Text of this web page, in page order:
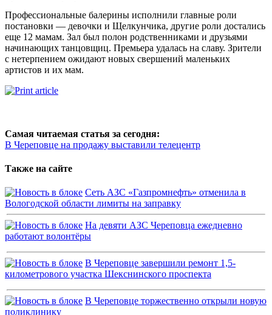
Профессиональные балерины исполнили главные роли
постановки — девочки и Щелкунчика, другие роли достались
еще 12 мамам. Зал был полон родственниками и друзьями
начинающих танцовщиц. Премьера удалась на славу. Зрители
с нетерпением ожидают новых свершений маленьких
артистов и их мам.
Самая читаемая статья за сегодня:
В Череповце на продажу выставили телецентр
Также на сайте
Сеть АЗС «Газпромнефть» отменила в
Вологодской области лимиты на заправку
На девяти АЗС Череповца ежедневно
работают волонтёры
В Череповце завершили ремонт 1,5-
километрового участка Шекснинского проспекта
В Череповце торжественно открыли новую
поликлинику